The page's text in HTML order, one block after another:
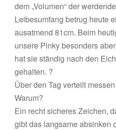
dem „Volumen“ der
Leibesumfang betrug heute
ausatmend 81cm. Beim
unsere Pinky besonders
hat sie ständig nach den
gehalten. ?
Über den Tag verteilt
Warum?
Ein recht sicheres Zeichen,
gibt das langsame absinken